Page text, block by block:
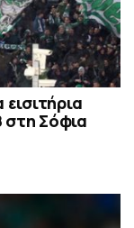
στη Σόφια